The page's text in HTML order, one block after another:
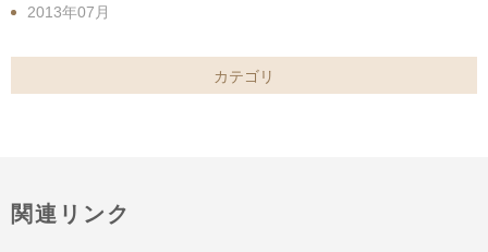
2013年07月
カテゴリ
関連リンク